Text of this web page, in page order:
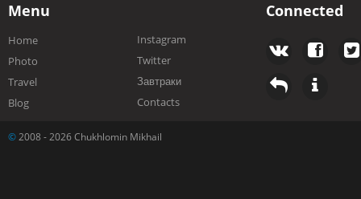
Menu
Home
Photo
Travel
Blog
Instagram
Twitter
Завтраки
Contacts
Connected
© 2008 - 2026 Chukhlomin Mikhail